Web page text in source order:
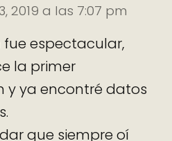
2019 a las 7:07 pm
fue espectacular,
la primer
y ya encontré datos
que siempre oí